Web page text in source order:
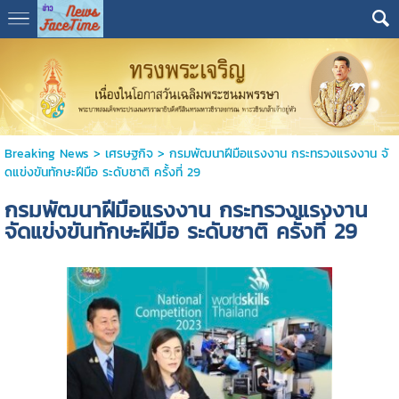
Breaking News > เศรษฐกิจ> กรมพัฒนาฝีมือแรงงาน กระทรวงแรงงาน จั
ดแข่งขันทักษะฝีมือ ระดับชาติ ครั้งที่ 29
กรมพัฒนาฝีมือแรงงาน กระทรวงแรงงาน
จัดแข่งขันทักษะฝีมือ ระดับชาติ ครั้งที่ 29